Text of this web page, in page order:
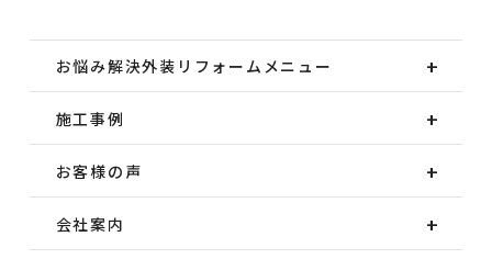
お悩み解決外装 リフォームメニュー
施工事例
お客様の声
会社案内